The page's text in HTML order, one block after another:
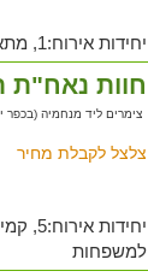
יחידות אירוח:1, מתאים למשפחות
חוות נאח"ת
צימרים ליד מנחמיה (בכפר
צלצל לקבלת מחיר
יחידות
למשפחות